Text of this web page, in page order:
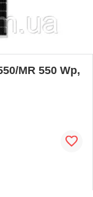
MR 550 Wp,